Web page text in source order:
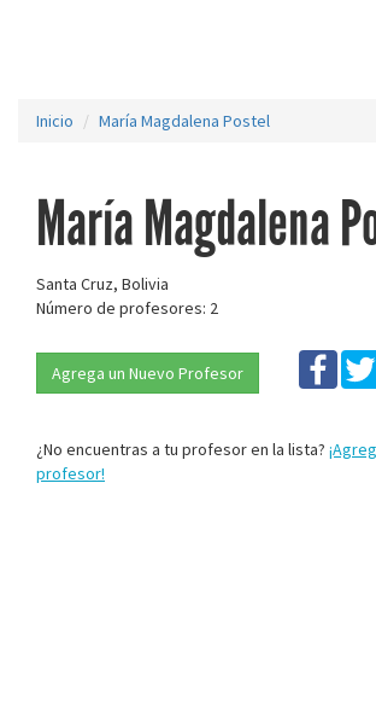
Inicio María Magdalena Postel
María Magdalena
Santa Cruz, Bolivia
Número de profesores: 2
Agrega un Nuevo Profesor
¿No encuentras a tu profesor en la lista?
profesor!